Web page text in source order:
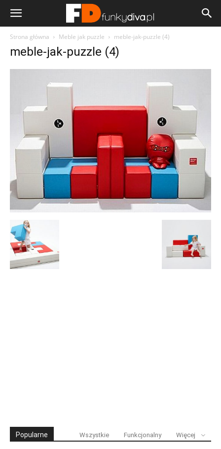
Strona główna Meble jak puzzle meble-jak-puzzle (4)
meble-jak-puzzle (4)
Popularne Wszystkie Funkcjonalny Więcej